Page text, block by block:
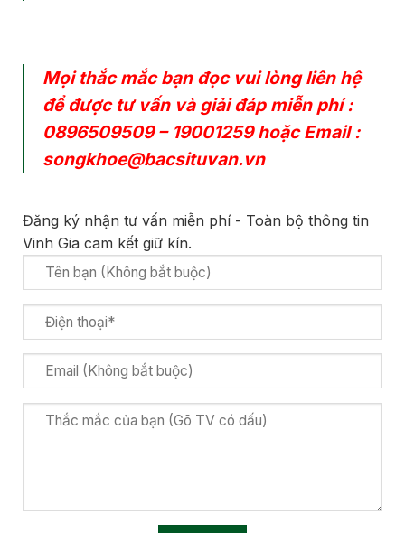
Mọi thắc mắc bạn đọc vui lòng liên hệ
để được tư vấn và giải đáp miễn phí :
0896509509– 19001259hoặc Email :
songkhoe@bacsituvan.vn
Đăng ký nhận tư vấn miễn phí - Toàn bộ thông tin
Vinh Gia cam kết giữ kín.